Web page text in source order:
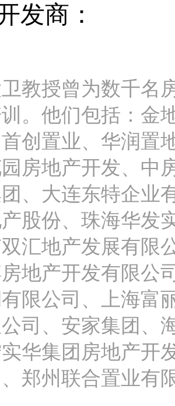
发商：
授曾为数千名房
。他们包括：金
创置业、华润置
房地产开发、中
、大连东特企业
股份、珠海华发
汇地产发展有限
地产开发有限公
限公司、上海富
司、安家集团、
华集团房地产开
郑州联合置业有